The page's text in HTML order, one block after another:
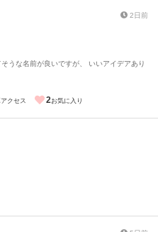
2日前
うな名前が良いですが、 いいアイデアあり
アクセス 2 お気に入り